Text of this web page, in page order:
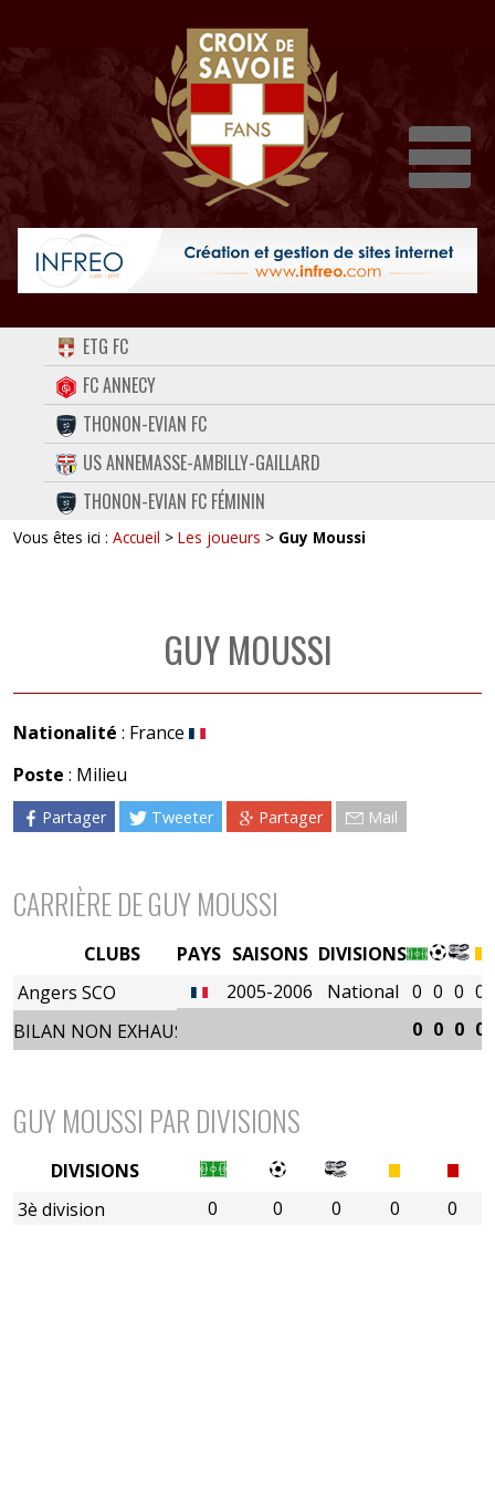
ACCUEIL
FORUM
CONTACT
FACEBOOK
TWITTER
ETG FC
FC ANNECY
THONON-EVIAN FC
US ANNEMASSE-AMBILLY-GAILLARD
THONON-EVIAN FC FÉMININ
Vous êtes ici : Accueil > Les joueurs > Guy Moussi
GUY MOUSSI
Nationalité : France
Poste : Milieu
Partager Tweeter Partager Mail
CARRIÈRE DE GUY MOUSSI
PAYS SAISONS DIVISIONS
2005-2006
National 0 0 0 0
0 0 0 0
CLUBS
Angers SCO
BILAN NON EXHAUSTIF
GUY MOUSSI PAR DIVISIONS
0 0 0 0 0
DIVISIONS
3è division